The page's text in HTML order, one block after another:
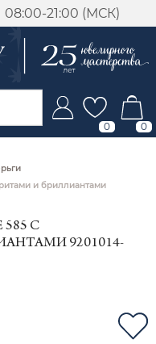
08:00-21:00 (МСК)
0 0
и бриллиантами
С
9201014-